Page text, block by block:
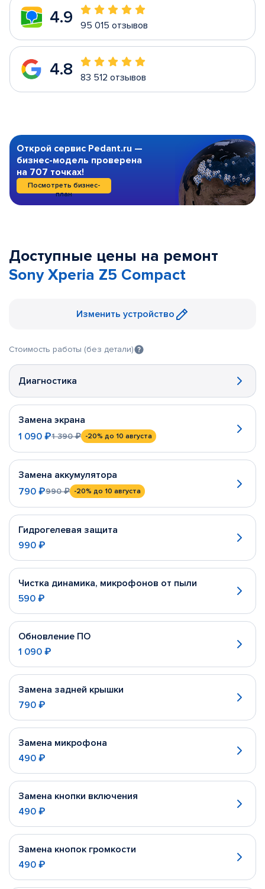
4.9 95 015 отзывов
4.8 83 512 отзывов
Открой сервис Pedant.ru —
бизнес-модель проверена
на 707 точках!
Посмотреть бизнес-
план
Доступные цены на ремонт
Sony Xperia Z5 Compact
Изменить устройство
Стоимость работы (без детали)
Диагностика
Замена экрана
1 090 ₽1 390 ₽ -20% до 10 августа
Замена аккумулятора
790 ₽990 ₽ -20% до 10 августа
Гидрогелевая защита
990 ₽
Чистка динамика, микрофонов от пыли
590 ₽
Обновление ПО
1 090 ₽
Замена задней крышки
790 ₽
Замена микрофона
490 ₽
Замена кнопки включения
490 ₽
Замена кнопок громкости
490 ₽